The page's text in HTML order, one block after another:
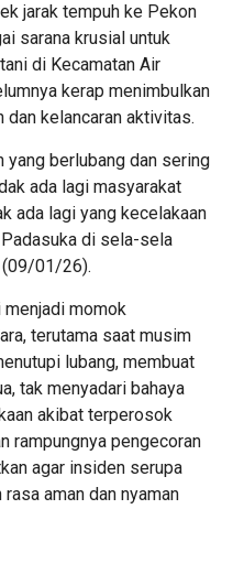
jarak tempuh ke Pekon
sarana krusial untuk
di Kecamatan Air
kerap menimbulkan
dan kelancaran aktivitas.
yang berlubang dan sering
ada lagi masyarakat
ada lagi yang kecelakaan
Padasuka di sela-sela
(09/01/26).
menjadi momok
terutama saat musim
lubang, membuat
tak menyadari bahaya
akibat terperosok
rampungnya pengecoran
agar insiden serupa
aman dan nyaman